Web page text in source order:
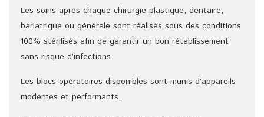
Les soins après chaque chirurgie plastique, dentaire,
bariatrique ou générale sont réalisés sous des conditions
100% stérilisés afin de garantir un bon rétablissement
sans risque d’infections.
Les blocs opératoires disponibles sont munis d’appareils
modernes et performants.